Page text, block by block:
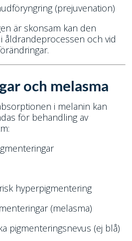
(prejuvenation)
är skonsam kan den
åldrandeprocessen och vid
och melasma
i melanin kan
för behandling av
hyperpigmentering
(melasma)
pigmenteringsnevus (ej blå)